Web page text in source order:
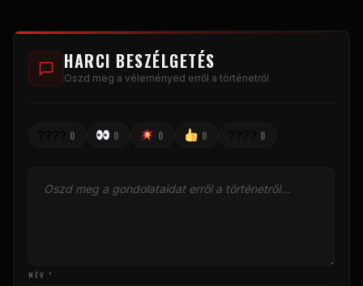
HARCI BESZÉLGETÉS
Oszd meg a véleményed erről a történetről
0 0 0 0 0
NÉV *